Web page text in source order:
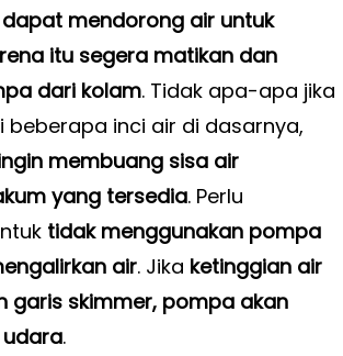
mendorong air untuk
itu segera matikan dan
dari kolam. Tidak apa-apa jika
beberapa inci air di dasarnya,
membuang sisa air
yang tersedia. Perlu
tidak menggunakan pompa
air. Jika ketinggian air
garis skimmer, pompa akan
.